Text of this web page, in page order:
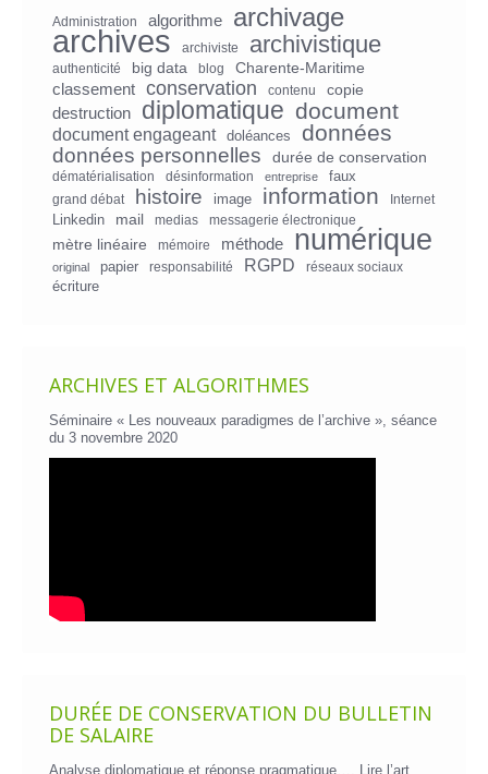
Administration algorithme archivage
archives archiviste archivistique
authenticité big data blog
Charente-Maritime
classement
conservation contenu
copie
destruction
diplomatique document
document engageant doléances données
données personnelles durée de conservation
dématérialisation désinformation entreprise faux
grand débat histoire image information Internet
Linkedin mail medias messagerie électronique
mètre linéaire mémoire méthode numérique
original papier responsabilité RGPD réseaux sociaux
écriture
ARCHIVES ET ALGORITHMES
Séminaire « Les nouveaux paradigmes de l’archive », séance
du 3 novembre 2020
DURÉE DE CONSERVATION DU BULLETIN
DE SALAIRE
Analyse diplomatique et réponse pragmatique…. Lire l’art